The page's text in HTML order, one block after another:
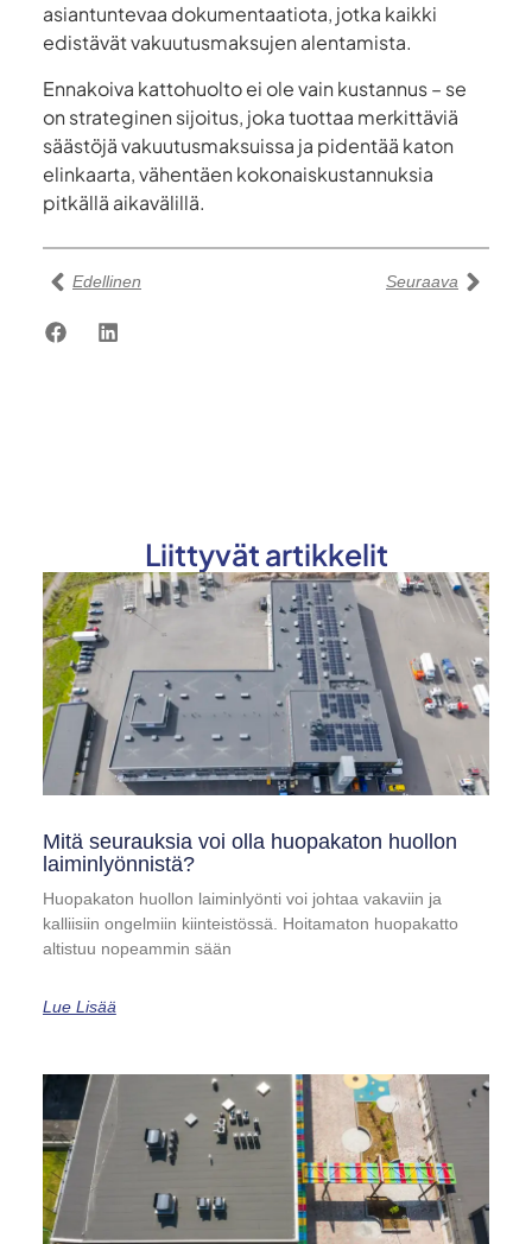
asiantuntevaa dokumentaatiota, jotka kaikki
edistävät vakuutusmaksujen alentamista.
Ennakoiva kattohuolto ei ole vain kustannus – se
on strateginen sijoitus, joka tuottaa merkittäviä
säästöjä vakuutusmaksuissa ja pidentää katon
elinkaarta, vähentäen kokonaiskustannuksia
pitkällä aikavälillä.
Edellinen Seuraava
Liittyvät artikkelit
Mitä seurauksia voi olla huopakaton huollon
laiminlyönnistä?
Huopakaton huollon laiminlyönti voi johtaa vakaviin ja
kalliisiin ongelmiin kiinteistössä. Hoitamaton huopakatto
altistuu nopeammin sään
Lue Lisää